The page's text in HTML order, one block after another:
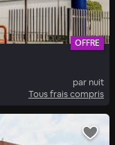
OFFRE
par nuit
Tous frais compris